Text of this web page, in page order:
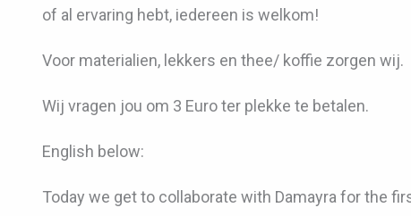
of al ervaring hebt, iedereen is welkom!
Voor materialien, lekkers en thee/ koffie zorgen wij.
Wij vragen jou om 3 Euro ter plekke te betalen.
English below:
Today we get to collaborate with Damayra for the